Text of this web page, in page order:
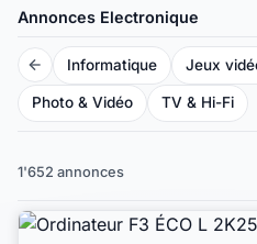
annonces
Annonces Electronique
Informatique Jeux
Photo & Vidéo TV & Hi-Fi
1'652 annonces